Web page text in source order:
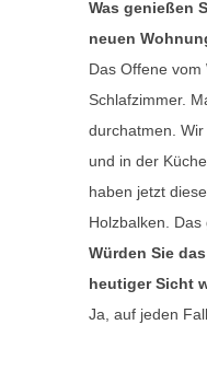
Was genießen
neuen
Das Offene
Schlafzimmer.
durchatmen.
und in der
haben jetzt
Holzbalken. Das
Würden Sie
heutiger Sicht
Ja, auf jeden Fall.